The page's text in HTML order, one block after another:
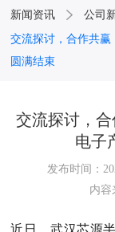
新闻资讯
公司
交流探讨，合作共
圆满结束
交流探讨，
电子
发布时间：
内容
近日，武汉芯源